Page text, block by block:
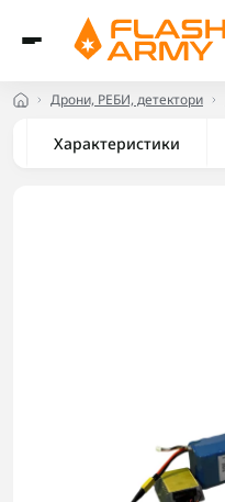
Дрони, РЕБИ, детектори
Характеристики